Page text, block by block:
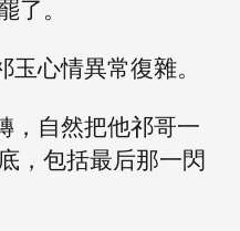
了。
心情異常復雜。
，自然把他祁哥一
，包括最后那一閃